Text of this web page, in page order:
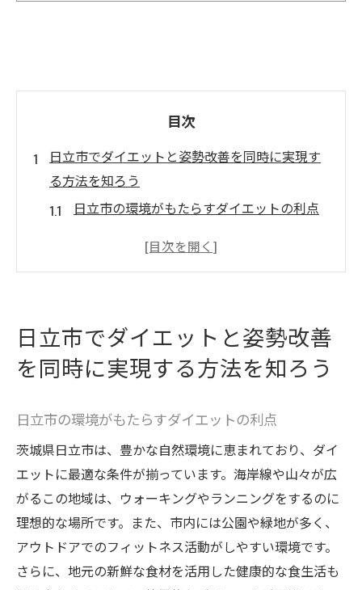
目次
日立市でダイエットと姿勢改善を同時に実現す
る方法を知ろう
日立市の環境がもたらすダイエットの利点
姿勢改善とダイエットの相乗効果を引き出
地域の専門家から学ぶ姿勢改善の基本
身近な施設でのダイエットサポート
プローチ
プロが推薦する日立市でのダイエットメニ
ュー
日立市で成功者が続出する理由とは
専門家による個別対応の重要性
日立市でのダイエット成功事例紹介
効果を保証するアプローチ法とは
日立市でダイエットと姿勢改善
を同時に実現する方法を知ろう
日立市の環境がもたらすダイエットの利点
茨城県日立市は、豊かな自然環境に恵まれており、ダイ
エットに最適な条件が揃っています。海岸線や山々が広
がるこの地域は、ウォーキングやランニングをするのに
理想的な場所です。また、市内には公園や緑地が多く、
アウトドアでのフィットネス活動がしやすい環境です。
さらに、地元の新鮮な食材を活用した健康的な食生活も